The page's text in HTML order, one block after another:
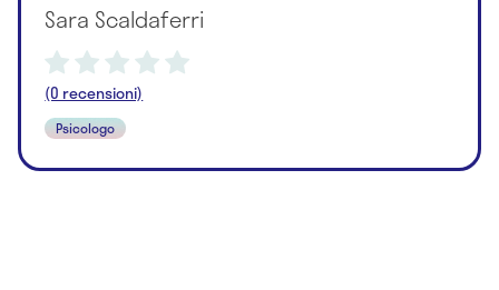
Sara Scaldaferri
(0 recensioni)
Psicologo